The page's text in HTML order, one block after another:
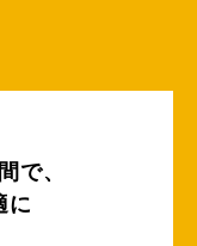
で、
に